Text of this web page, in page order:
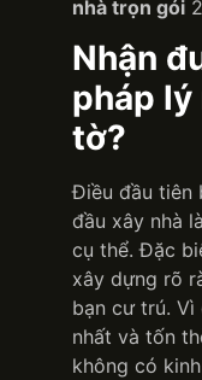
nhà trọn gói
Nhận
pháp lý
tờ?
Điều đầu tiên
đầu xây nhà
cụ thể. Đặc
xây dựng rõ
bạn cư trú. Vì
nhất và tốn
không có